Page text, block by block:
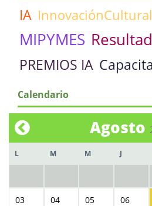
IA InnovaciónCultural
MIPYMES
PREMIOS IA
Calendario
Agosto
L M M J
03 04 05 06